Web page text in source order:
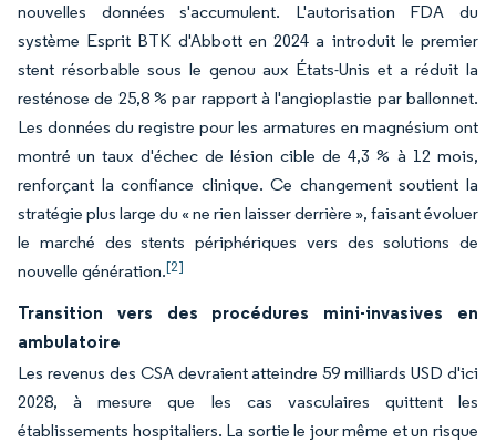
nouvelles données s'accumulent. L'autorisation FDA du
système Esprit BTK d'Abbott en 2024 a introduit le premier
stent résorbable sous le genou aux États-Unis et a réduit la
resténose de 25,8 % par rapport à l'angioplastie par ballonnet.
Les données du registre pour les armatures en magnésium ont
montré un taux d'échec de lésion cible de 4,3 % à 12 mois,
renforçant la confiance clinique. Ce changement soutient la
stratégie plus large du « ne rien laisser derrière », faisant évoluer
le marché des stents périphériques vers des solutions de
nouvelle génération.[2]
Transition vers des procédures mini-invasives en
ambulatoire
Les revenus des CSA devraient atteindre 59 milliards USD d'ici
2028, à mesure que les cas vasculaires quittent les
établissements hospitaliers. La sortie le jour même et un risque